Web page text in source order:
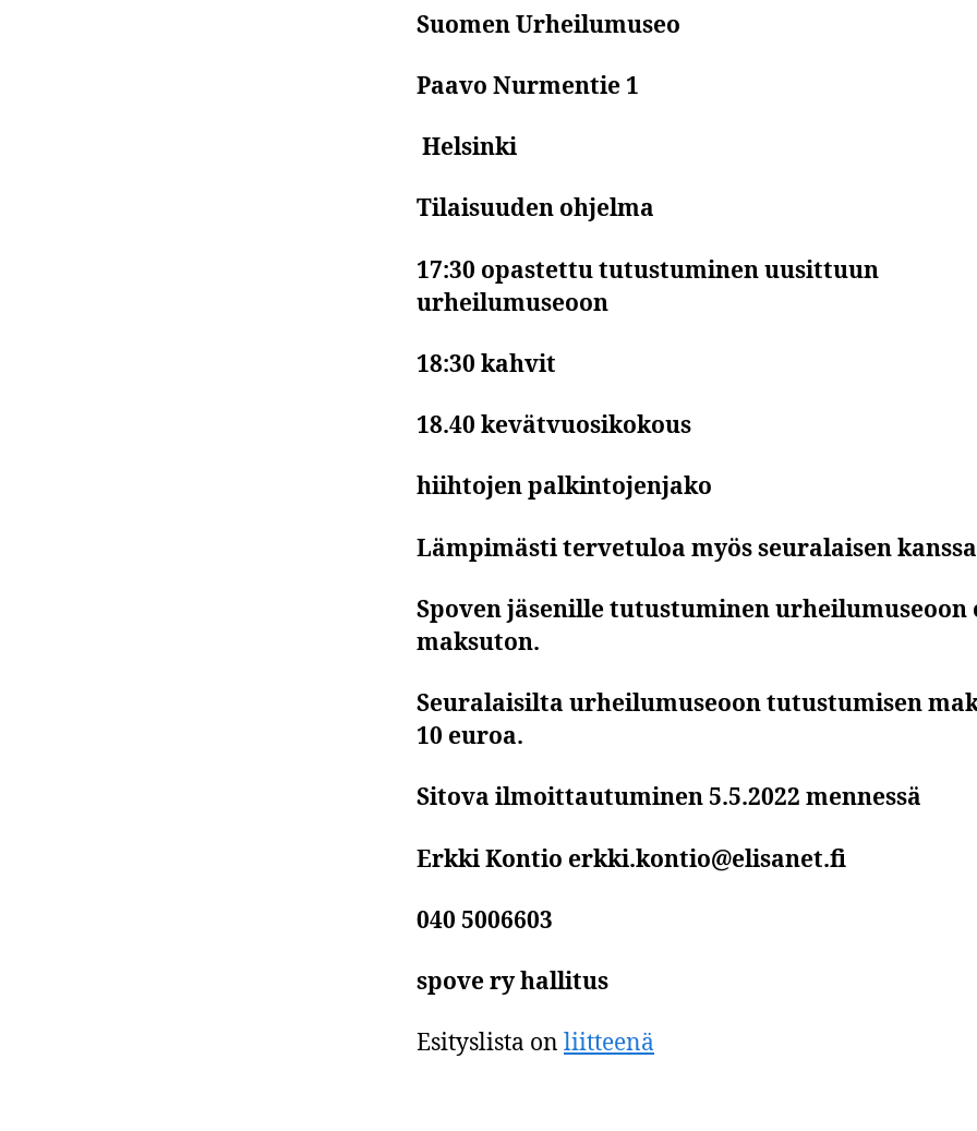
Suomen Urheilumuseo
Paavo Nurmentie 1
Helsinki
Tilaisuuden ohjelma
17:30 opastettu tutustuminen uusittuun
urheilumuseoon
18:30 kahvit
18.40 kevätvuosikokous
hiihtojen palkintojenjako
Lämpimästi tervetuloa myös seuralaisen
Spoven jäsenille tutustuminen urheilumuseoon
maksuton.
Seuralaisilta urheilumuseoon tutustumisen
10 euroa.
Sitova ilmoittautuminen 5.5.2022 mennessä
Erkki Kontio erkki.kontio@elisanet.fi
040 5006603
spove ry hallitus
Esityslista on liitteenä